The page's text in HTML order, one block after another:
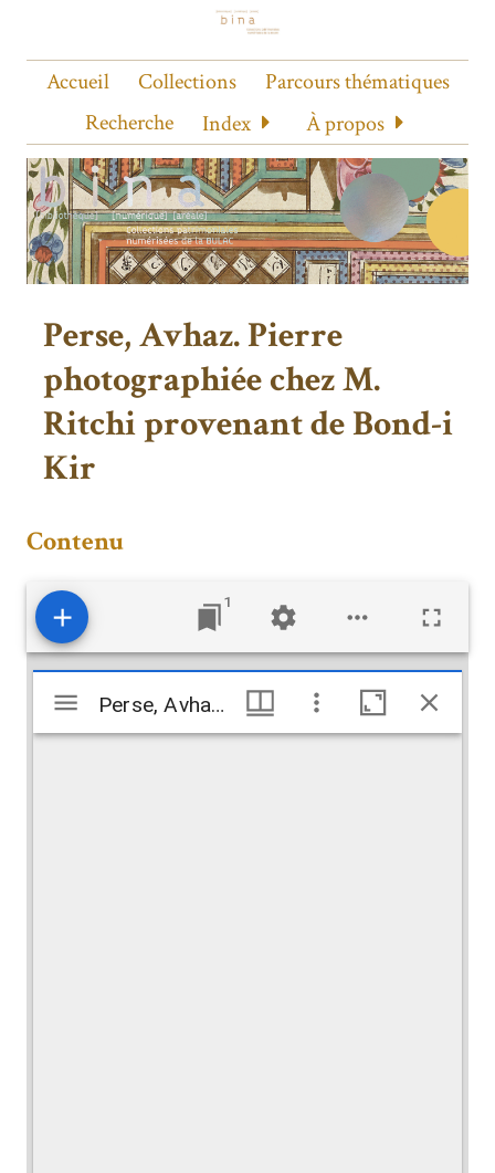
Accueil Collections
Parcours thématiques
Recherche
Index À propos
Perse, Avhaz. Pierre
photographiée chez M.
Ritchi provenant de Bond-i
Kir
Contenu
1
Visualiseur
Mirador
Perse, Avhaz. Pierre photographiée chez M. Ritchi provenant de Bond-i Kir